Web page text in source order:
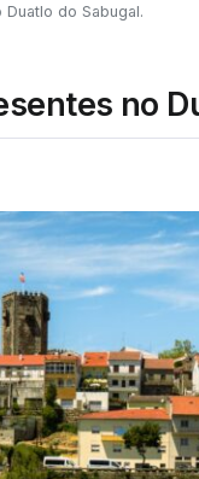
do Sabugal.
no